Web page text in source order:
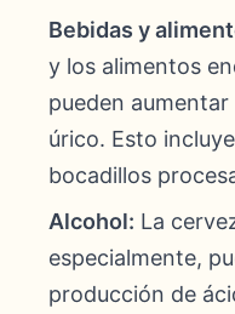
Bebidas y
y los alimentos
pueden
úrico. Esto
bocadillos
Alcohol: La
especialmente,
producción de